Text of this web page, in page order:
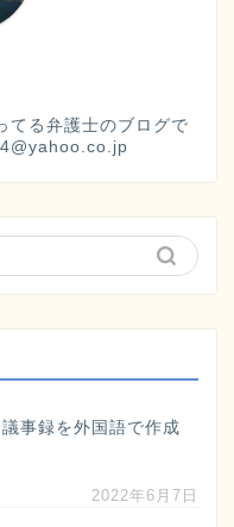
てる弁護士のブログで
事録を外国語で作成
2022年6月7日